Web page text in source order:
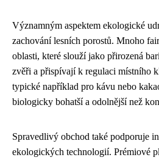
Významným aspektem ekologické
zachování lesních porostů. Mnoho
oblasti, které slouží jako přirozená
zvěři a přispívají k regulaci místního
typické například pro kávu nebo
biologicky bohatší a odolnější než
Spravedlivý obchod také podporuje
ekologických technologií. Prémiové